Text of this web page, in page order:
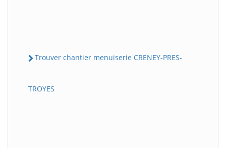
Trouver chantier menuiserie CRENEY-PRES-
TROYES